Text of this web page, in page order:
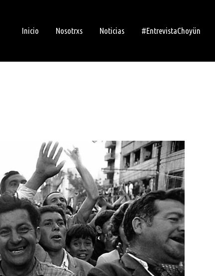
Inicio Nosotrxs Noticias #EntrevistaChoyün